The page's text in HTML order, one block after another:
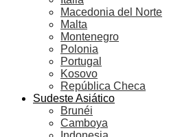
Macedonia del Norte
Malta
Montenegro
Polonia
Portugal
Kosovo
República Checa
Sudeste Asiático
Brunéi
Camboya